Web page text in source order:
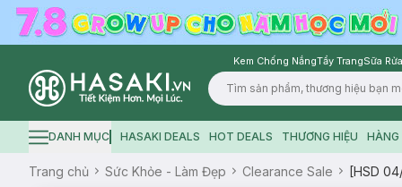
Kem Chống NắngTẩy TrangSữa
Logo
Hamburger icon
DANH MỤC HASAKI DEALS HOT DEALS THƯƠNG HIỆU HÀNG
Trang chủ Sức Khỏe - Làm Đẹp Clearance Sale [HSD